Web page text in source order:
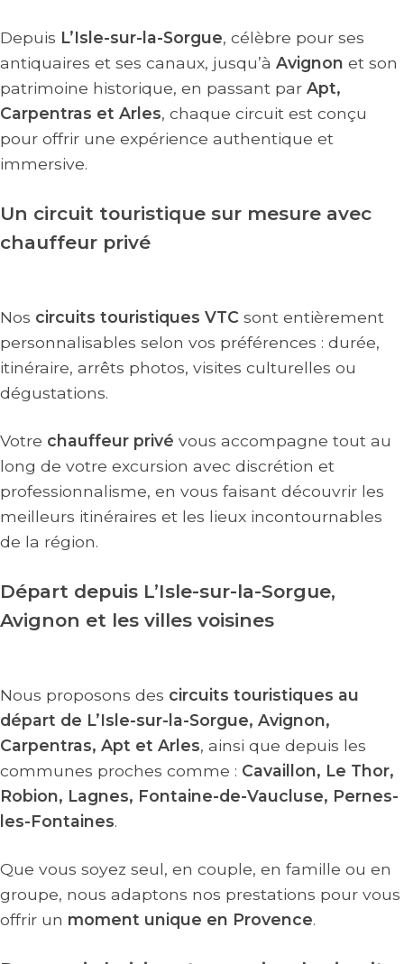
Depuis L’Isle-sur-la-Sorgue, célèbre pour ses
antiquaires et ses canaux, jusqu’à Avignon et son
patrimoine historique, en passant par Apt,
Carpentras et Arles, chaque circuit est conçu
pour offrir une expérience authentique et
immersive.
Un circuit touristique sur mesure avec
chauffeur privé
Nos circuits touristiques VTC sont entièrement
personnalisables selon vos préférences : durée,
itinéraire, arrêts photos, visites culturelles ou
dégustations.
Votre chauffeur privé vous accompagne tout au
long de votre excursion avec discrétion et
professionnalisme, en vous faisant découvrir les
meilleurs itinéraires et les lieux incontournables
de la région.
Départ depuis L’Isle-sur-la-Sorgue,
Avignon et les villes voisines
Nous proposons des circuits touristiques au
départ de L’Isle-sur-la-Sorgue, Avignon,
Carpentras, Apt et Arles, ainsi que depuis les
communes proches comme : Cavaillon, Le Thor,
Robion, Lagnes, Fontaine-de-Vaucluse, Pernes-
les-Fontaines.
Que vous soyez seul, en couple, en famille ou en
groupe, nous adaptons nos prestations pour vous
offrir un moment unique en Provence.